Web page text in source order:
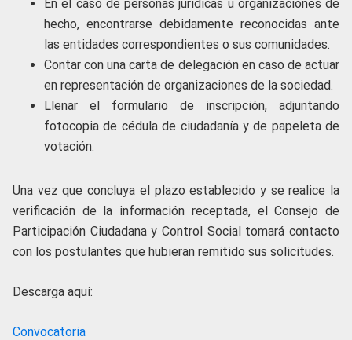
En el caso de personas jurídicas u organizaciones de
hecho, encontrarse debidamente reconocidas ante
las entidades correspondientes o sus comunidades.
Contar con una carta de delegación en caso de actuar
en representación de organizaciones de la sociedad.
Llenar el formulario de inscripción, adjuntando
fotocopia de cédula de ciudadanía y de papeleta de
votación.
Una vez que concluya el plazo establecido y se realice la
verificación de la información receptada, el Consejo de
Participación Ciudadana y Control Social tomará contacto
con los postulantes que hubieran remitido sus solicitudes.
Descarga aquí:
Convocatoria